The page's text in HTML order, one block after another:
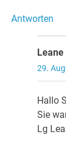
Antworten
Leane
29.
Hallo
Sie
Lg